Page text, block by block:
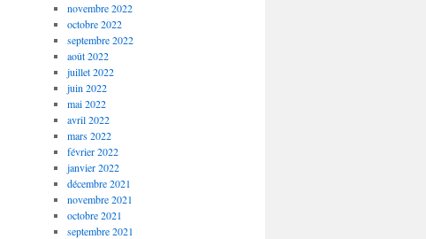
novembre 2022
octobre 2022
septembre 2022
août 2022
juillet 2022
juin 2022
mai 2022
avril 2022
mars 2022
février 2022
janvier 2022
décembre 2021
novembre 2021
octobre 2021
septembre 2021